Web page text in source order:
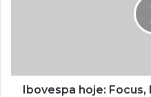
Ibovespa hoje: